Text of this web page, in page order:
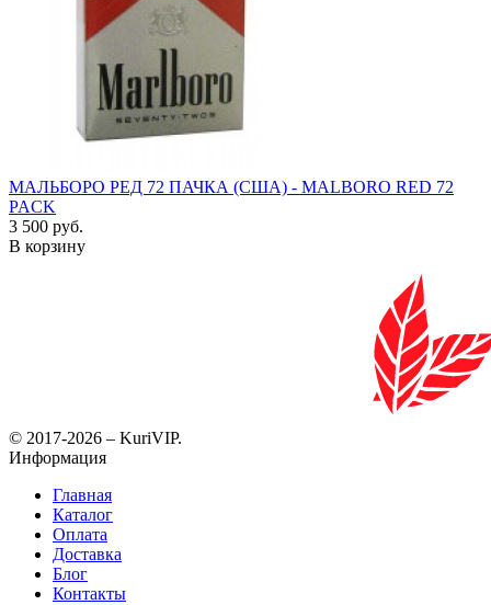
МАЛЬБОРО РЕД 72 ПАЧКА (США) - MALBORO RED 72
PACK
3 500 руб.
В корзину
© 2017-2026 – KuriVIP.
Информация
Главная
Каталог
Оплата
Доставка
Блог
Контакты